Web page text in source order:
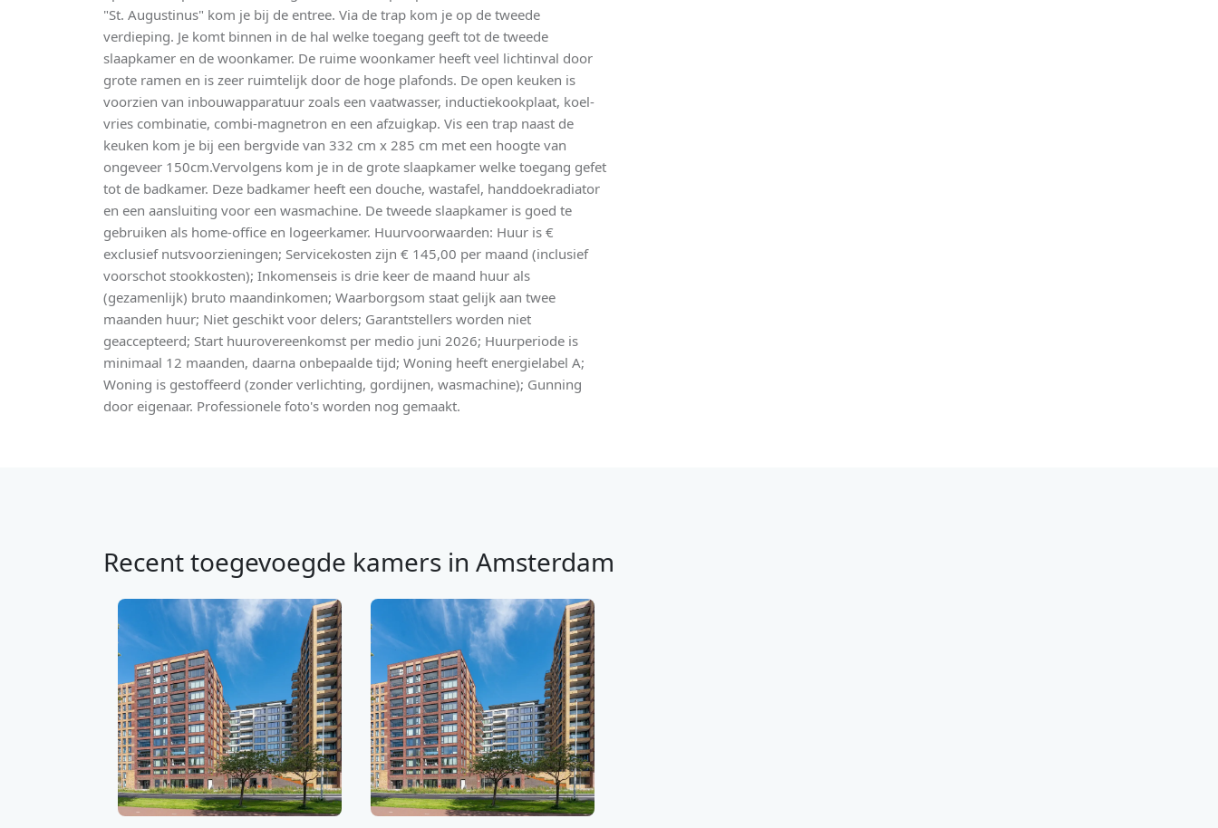
"St. Augustinus" kom je bij de entree. Via de trap kom je op de tweede
verdieping. Je komt binnen in de hal welke toegang geeft tot de tweede
slaapkamer en de woonkamer. De ruime woonkamer heeft veel lichtinval door
grote ramen en is zeer ruimtelijk door de hoge plafonds. De open keuken is
voorzien van inbouwapparatuur zoals een vaatwasser, inductiekookplaat, koel-
vries combinatie, combi-magnetron en een afzuigkap. Vis een trap naast de
keuken kom je bij een bergvide van 332 cm x 285 cm met een hoogte van
ongeveer 150cm.Vervolgens kom je in de grote slaapkamer welke toegang gefet
tot de badkamer. Deze badkamer heeft een douche, wastafel, handdoekradiator
en een aansluiting voor een wasmachine. De tweede slaapkamer is goed te
gebruiken als home-office en logeerkamer. Huurvoorwaarden: Huur is €
exclusief nutsvoorzieningen; Servicekosten zijn € 145,00 per maand (inclusief
voorschot stookkosten); Inkomenseis is drie keer de maand huur als
(gezamenlijk) bruto maandinkomen; Waarborgsom staat gelijk aan twee
maanden huur; Niet geschikt voor delers; Garantstellers worden niet
geaccepteerd; Start huurovereenkomst per medio juni 2026; Huurperiode is
minimaal 12 maanden, daarna onbepaalde tijd; Woning heeft energielabel A;
Woning is gestoffeerd (zonder verlichting, gordijnen, wasmachine); Gunning
door eigenaar. Professionele foto's worden nog gemaakt.
Recent toegevoegde kamers in Amsterdam